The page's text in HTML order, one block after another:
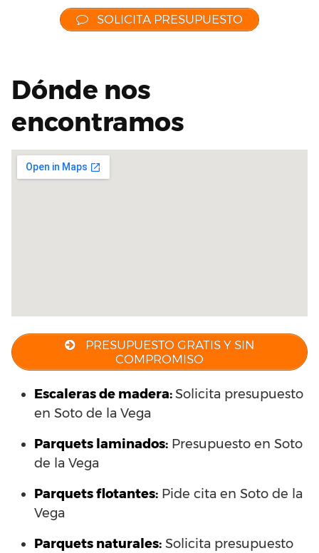
SOLICITA PRESUPUESTO
Dónde nos
encontramos
PRESUPUESTO GRATIS Y SIN
COMPROMISO
Escaleras de madera:Solicita presupuesto
en Soto de la Vega
Parquets laminados: Presupuesto en Soto
de la Vega
Parquets flotantes: Pide cita en Soto de la
Vega
Parquets naturales: Solicita presupuesto